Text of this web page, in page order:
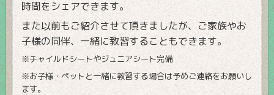
時間をシェアできます。
また以前もご紹介させて頂きましたが、ご家族やお
子様の同伴、一緒に教習することもできます。
※チャイルドシートやジュニアシート完備
※お子様・ペットと一緒に教習する場合は予めご連絡をお願いし
ます。